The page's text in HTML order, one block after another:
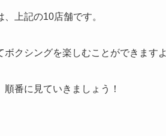
上記の10店舗です。
クシングを楽しむことができますよ
番に見ていきましょう！